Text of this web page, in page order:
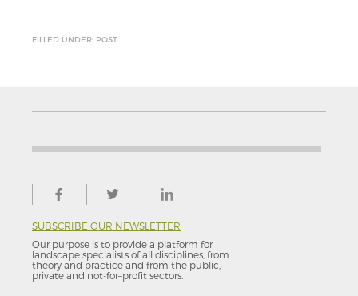
FILLED UNDER: POST
SUBSCRIBE OUR NEWSLETTER
Our purpose is to provide a platform for
landscape specialists of all disciplines, from
theory and practice and from the public,
private and not-for–profit sectors.